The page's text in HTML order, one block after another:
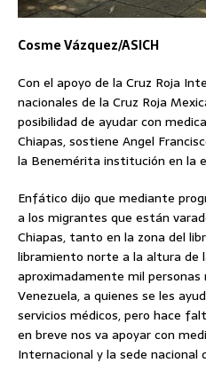
Cosme Vázquez/ASICH
Con el apoyo de la Cruz Roja
nacionales de la Cruz Roja
posibilidad de ayudar con
Chiapas, sostiene Angel
la Benemérita institución en la
Enfático dijo que mediante
a los migrantes que están
Chiapas, tanto en la zona del
libramiento norte a la altura de
aproximadamente mil
Venezuela, a quienes se les
servicios médicos, pero hace
en breve nos va apoyar con
Internacional y la sede nacional